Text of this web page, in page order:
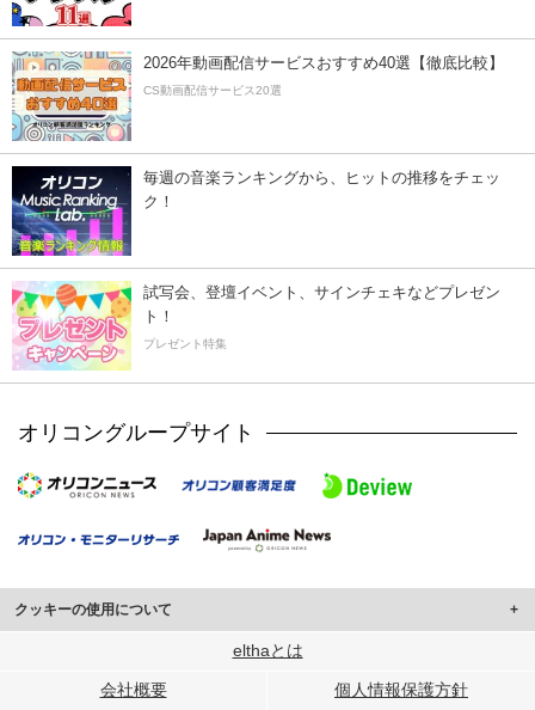
2026年動画配信サービスおすすめ40選【徹底比較】
CS動画配信サービス20選
毎週の音楽ランキングから、ヒットの推移をチェッ
ク！
試写会、登壇イベント、サインチェキなどプレゼン
ト！
プレゼント特集
オリコングループサイト
クッキーの使用について
このサイトでは Cookie を使用して、ユーザーに合わせたコンテンツや広告の
行っています。
elthaとは
会社概要 個人情報保護方針